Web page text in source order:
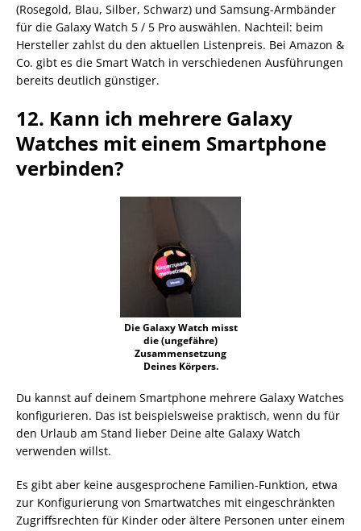
(Rosegold, Blau, Silber, Schwarz) und Samsung-Armbänder
für die Galaxy Watch 5 / 5 Pro auswählen. Nachteil: beim
Hersteller zahlst du den aktuellen Listenpreis. Bei Amazon &
Co. gibt es die Smart Watch in verschiedenen Ausführungen
bereits deutlich günstiger.
12. Kann ich mehrere Galaxy
Watches mit einem Smartphone
verbinden?
Die Galaxy Watch misst
die (ungefähre)
Zusammensetzung
Deines Körpers.
Du kannst auf deinem Smartphone mehrere Galaxy Watches
konfigurieren. Das ist beispielsweise praktisch, wenn du für
den Urlaub am Stand lieber Deine alte Galaxy Watch
verwenden willst.
Es gibt aber keine ausgesprochene Familien-Funktion, etwa
zur Konfigurierung von Smartwatches mit eingeschränkten
Zugriffsrechten für Kinder oder ältere Personen unter einem